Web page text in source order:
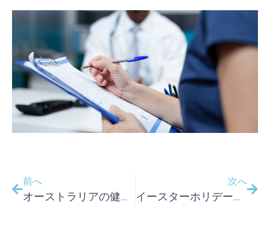
前へ
オーストラリアの健康診断や人間ドックとは？
次へ
イースターホリデー期間中の休診